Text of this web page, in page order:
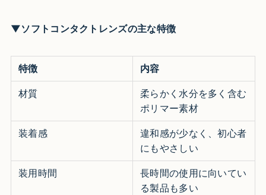
▼ソフトコンタクトレンズの主な特徴
特徴 内容
材質
柔らかく水分を多く含む
ポリマー素材
装着感
違和感が少なく、初心者
にもやさしい
装用時間
長時間の使用に向いてい
る製品も多い